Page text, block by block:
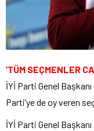
‘TÜM SEÇMENLER
İYİ Parti Genel
Parti’ye de oy veren
İYİ Parti Genel